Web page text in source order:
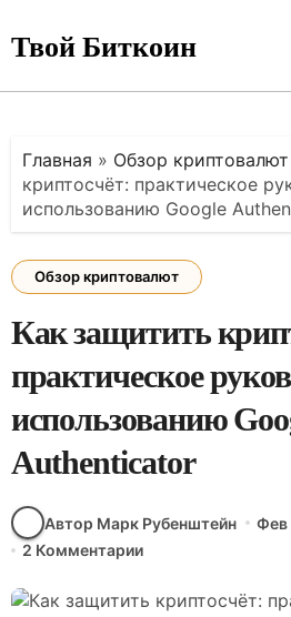
содержанию
Твой Биткоин
Главная » Обзор криптовалют
криптосчёт: практическое
использованию Google
Обзор криптовалют
Как защитить
практическое
использованию
Authenticator
Автор Марк Рубенштейн
Фев
2 Комментарии